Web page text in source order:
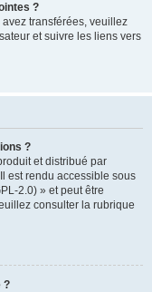
?
transférées, veuillez
et suivre les liens vers
?
et distribué par
est rendu accessible sous
2.0) » et peut être
consulter la rubrique
?